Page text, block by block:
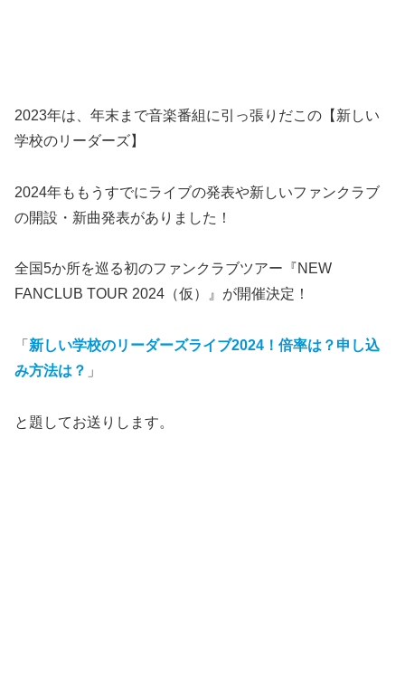
2023年は、年末まで音楽番組に引っ張りだこの【新しい
学校のリーダーズ】
2024年ももうすでにライブの発表や新しいファンクラブ
の開設・新曲発表がありました！
全国5か所を巡る初のファンクラブツアー『NEW
FANCLUB TOUR 2024（仮）』が開催決定！
「 新しい学校のリーダーズライブ2024！倍率は？申し込
み方法は？ 」
と題してお送りします。